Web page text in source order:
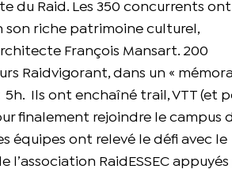
du Raid. Les 350 concurrents ont
son riche patrimoine culturel,
François Mansart. 200
Raidvigorant, dans un «
Ils ont enchaîné trail, VTT (et
finalement rejoindre le campus
équipes ont relevé le défi avec le
RaidESSEC appuyés